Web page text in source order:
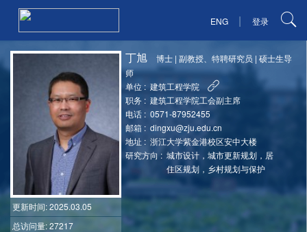
ENG | 登录
更新时间: 2025.03.05
总访问量: 27217
丁旭 博士 |副教授、特聘研究员 |硕士生导
师
单位 : 建筑工程学院
职务 : 建筑工程学院工会副主席
电话 : 0571-87952455
邮箱 : dingxu@zju.edu.cn
地址 : 浙江大学紫金港校区安中大楼
研究方向 : 城市设计，城市更新规划，居
住区规划，乡村规划与保护